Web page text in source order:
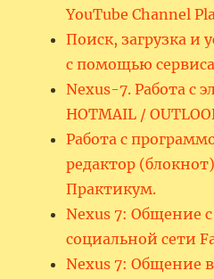
YouTube Channel
Поиск, загрузка и
с помощью
Nexus-7. Работа с
HOTMAIL /
Работа с
редактор
Практикум.
Nexus 7: Общение
социальной сети
Nexus 7: Общение